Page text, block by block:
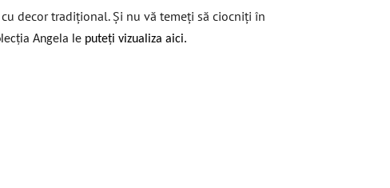
decor tradițional. Și nu vă temeți să ciocniți în
Angela le puteți vizualiza aici.